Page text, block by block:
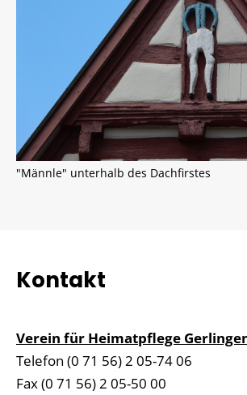
"Männle" unterhalb des Dachfirstes
Kontakt
Verein für Heimatpflege
Telefon (0 71 56) 2 05-74 06
Fax (0 71 56) 2 05-50 00